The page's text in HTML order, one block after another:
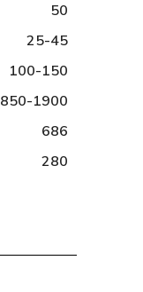
50
25-45
100-150
850-1900
686
280